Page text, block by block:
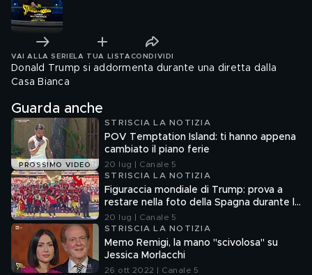
VAI ALLA SERIE LA TUA LISTA CONDIVIDI
Donald Trump si addormenta durante una diretta dalla
Casa Bianca
Guarda anche
PROSSIMO VIDEO
STRISCIA LA NOTIZIA
POV Temptation Island: ti hanno appena
cambiato il piano ferie
20 lug | Canale 5
STRISCIA LA NOTIZIA
Figuraccia mondiale di Trump: prova a
restare nella foto della Spagna durante la
premiazione
20 lug | Canale 5
STRISCIA LA NOTIZIA
Memo Remigi, la mano "scivolosa" su
Jessica Morlacchi
26 ott 2022 | Canale 5